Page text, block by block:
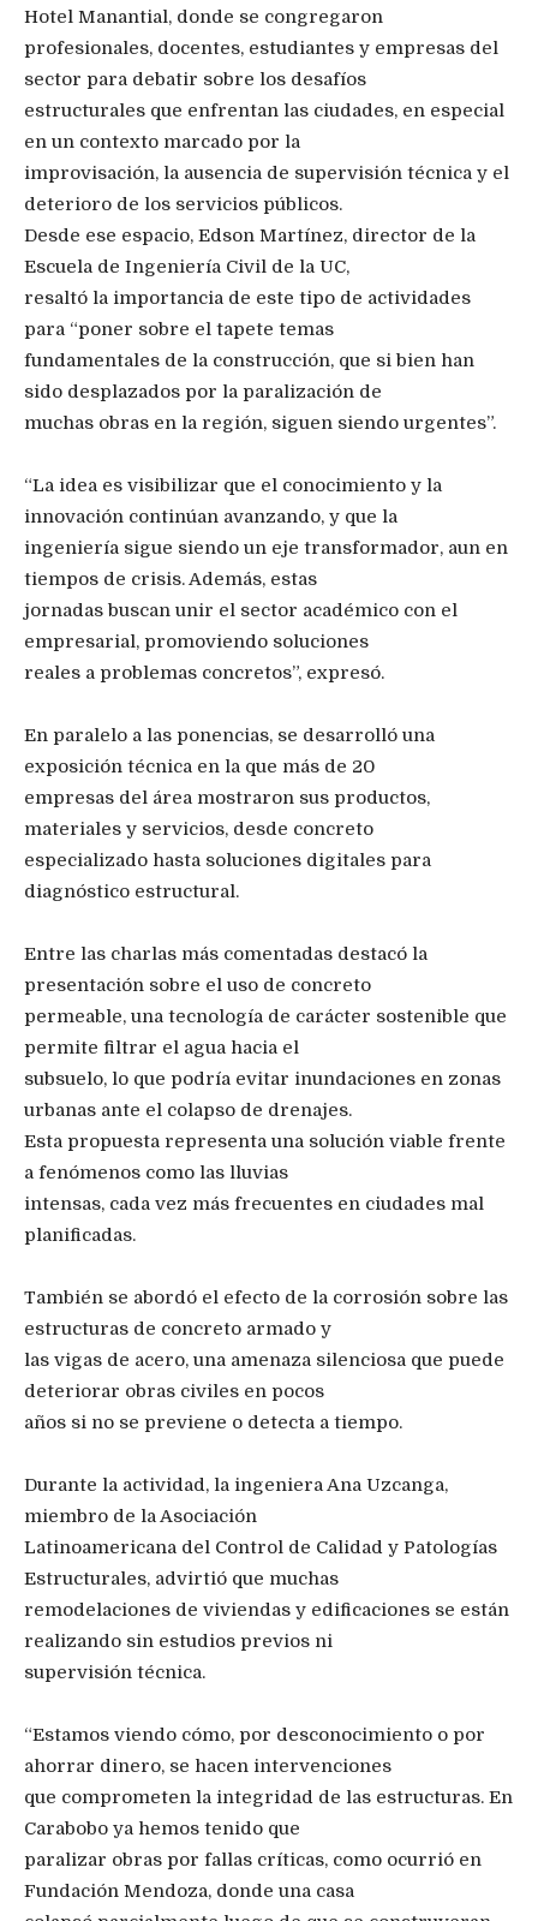
Hotel Manantial, donde se congregaron
profesionales, docentes, estudiantes y empresas del
sector para debatir sobre los desafíos
estructurales que enfrentan las ciudades, en especial
en un contexto marcado por la
improvisación, la ausencia de supervisión técnica y el
deterioro de los servicios públicos.
Desde ese espacio, Edson Martínez, director de la
Escuela de Ingeniería Civil de la UC,
resaltó la importancia de este tipo de actividades
para “poner sobre el tapete temas
fundamentales de la construcción, que si bien han
sido desplazados por la paralización de
muchas obras en la región, siguen siendo urgentes”.
“La idea es visibilizar que el conocimiento y la
innovación continúan avanzando, y que la
ingeniería sigue siendo un eje transformador, aun en
tiempos de crisis. Además, estas
jornadas buscan unir el sector académico con el
empresarial, promoviendo soluciones
reales a problemas concretos”, expresó.
En paralelo a las ponencias, se desarrolló una
exposición técnica en la que más de 20
empresas del área mostraron sus productos,
materiales y servicios, desde concreto
especializado hasta soluciones digitales para
diagnóstico estructural.
Entre las charlas más comentadas destacó la
presentación sobre el uso de concreto
permeable, una tecnología de carácter sostenible que
permite filtrar el agua hacia el
subsuelo, lo que podría evitar inundaciones en zonas
urbanas ante el colapso de drenajes.
Esta propuesta representa una solución viable frente
a fenómenos como las lluvias
intensas, cada vez más frecuentes en ciudades mal
planificadas.
También se abordó el efecto de la corrosión sobre las
estructuras de concreto armado y
las vigas de acero, una amenaza silenciosa que puede
deteriorar obras civiles en pocos
años si no se previene o detecta a tiempo.
Durante la actividad, la ingeniera Ana Uzcanga,
miembro de la Asociación
Latinoamericana del Control de Calidad y Patologías
Estructurales, advirtió que muchas
remodelaciones de viviendas y edificaciones se están
realizando sin estudios previos ni
supervisión técnica.
“Estamos viendo cómo, por desconocimiento o por
ahorrar dinero, se hacen intervenciones
que comprometen la integridad de las estructuras. En
Carabobo ya hemos tenido que
paralizar obras por fallas críticas, como ocurrió en
Fundación Mendoza, donde una casa